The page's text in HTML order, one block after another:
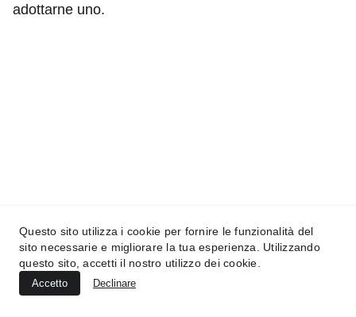
adottarne uno.
CF  94322690481
Questo sito utilizza i cookie per fornire le funzionalità del
sito necessarie e migliorare la tua esperienza. Utilizzando
questo sito, accetti il nostro utilizzo dei cookie.
Accetto Declinare